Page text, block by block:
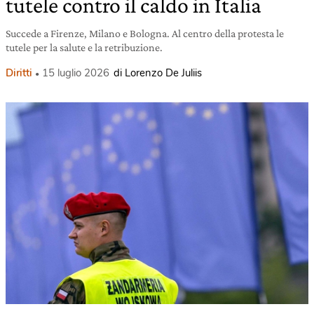
Succede a Firenze, Milano e Bologna. Al centro della protesta le
tutele per la salute e la retribuzione.
Diritti 15 luglio 2026 di Lorenzo De Juliis